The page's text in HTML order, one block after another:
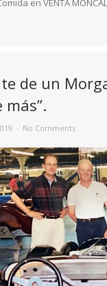
en VENTA
de un
más”.
No Comments